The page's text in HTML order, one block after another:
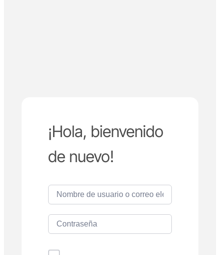
¡Hola, bienvenido
de nuevo!